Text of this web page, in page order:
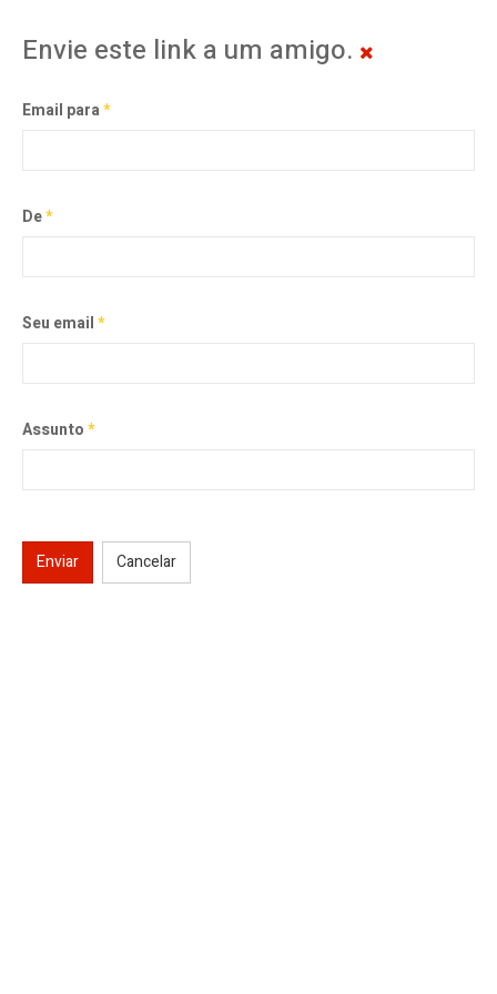
Envie este link a um amigo.
Email para*
De*
Seu email*
Assunto*
Enviar Cancelar